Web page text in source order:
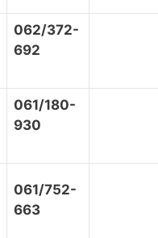
062/372-
692
061/180-
930
061/752-
663